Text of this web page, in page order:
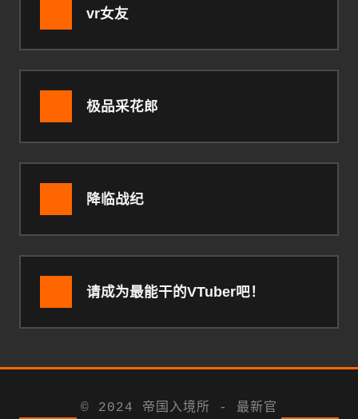
vr女友
极品采花郎
降临战纪
请成为最能干的VTuber吧！
© 2024 帝国入境所 - 最新官